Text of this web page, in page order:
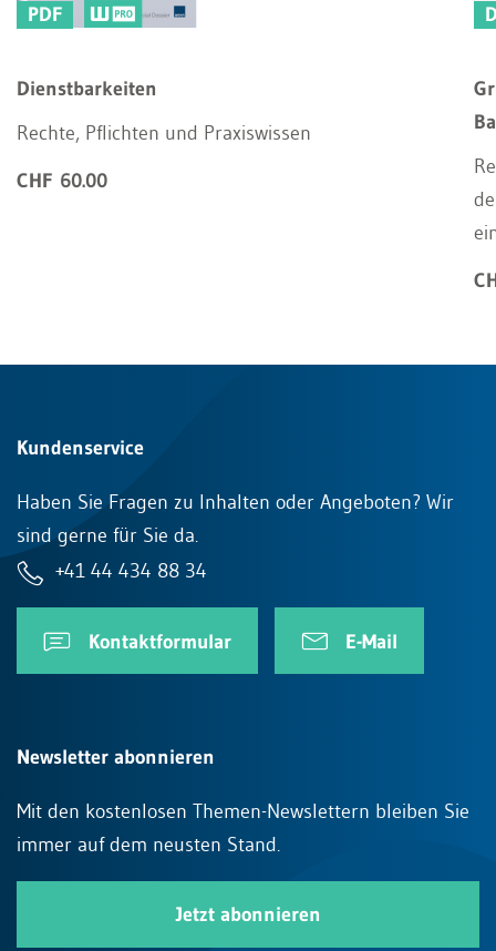
PDF
Dienstbarkeiten
Rechte, Pflichten und Praxiswissen
CHF 60.00
Kundenservice
Haben Sie Fragen zu Inhalten oder Angeboten? Wir
sind gerne für Sie da.
+41 44 434 88 34
Kontaktformular E-Mail
Newsletter abonnieren
Mit den kostenlosen Themen-Newslettern bleiben Sie
immer auf dem neusten Stand.
Jetzt abonnieren